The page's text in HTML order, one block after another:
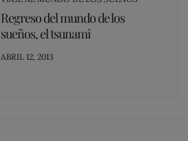
Regreso del mundo de los
sueños, el tsunami
POSTED
ABRIL 12, 2013